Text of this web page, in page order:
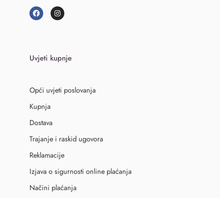
Uvjeti kupnje
Opći uvjeti poslovanja
Kupnja
Dostava
Trajanje i raskid ugovora
Reklamacije
Izjava o sigurnosti online plaćanja
Načini plaćanja